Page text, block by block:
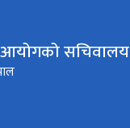
सचिवालय